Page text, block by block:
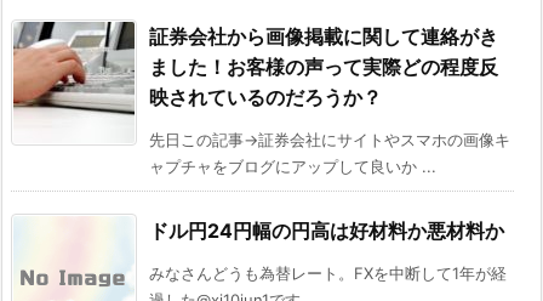
証券会社から画像掲載に関して連絡がき
ました！お客様の声って実際どの程度反
映されているのだろうか？
先日この記事→証券会社にサイトやスマホの画像キ
ャプチャをブログにアップして良いか ...
ドル円24円幅の円高は好材料か悪材料か
みなさんどうも為替レート。FXを中断して1年が経